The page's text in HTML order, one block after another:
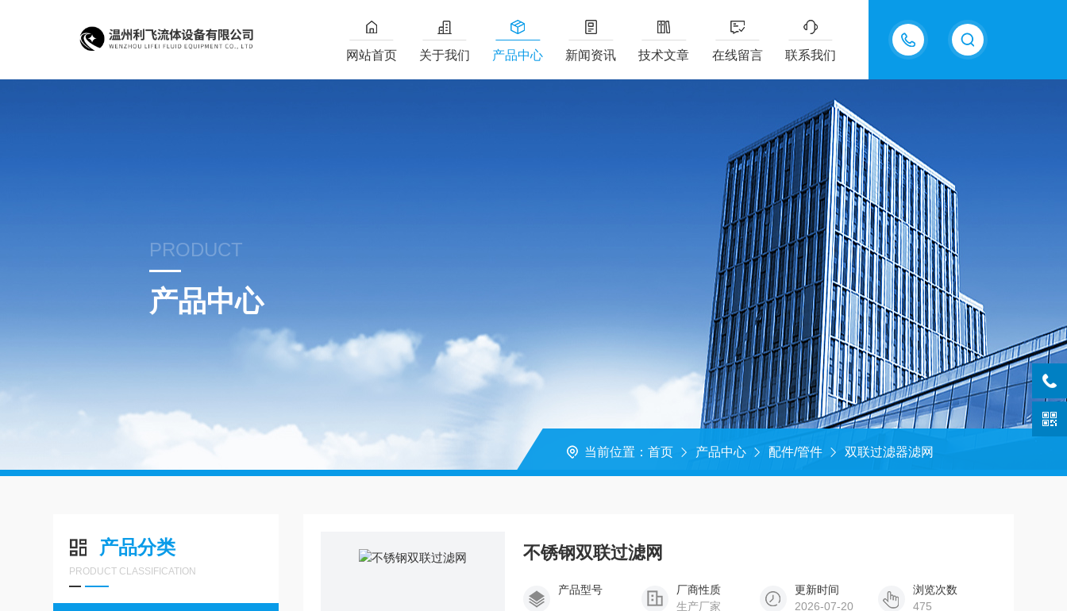
15067768834
网站首页 关于我们 产品中心 新闻资讯 技术文章 在线留言 联系我们
PRODUCT
产品中心
当前位置： 首页 产品中心 配件/管件 双联过滤器滤网
产品分类
PRODUCT CLASSIFICATION
不锈钢双联过滤网
产品型号
厂商性质
生产厂家
更新时间
2026-07-20
浏览次数
475